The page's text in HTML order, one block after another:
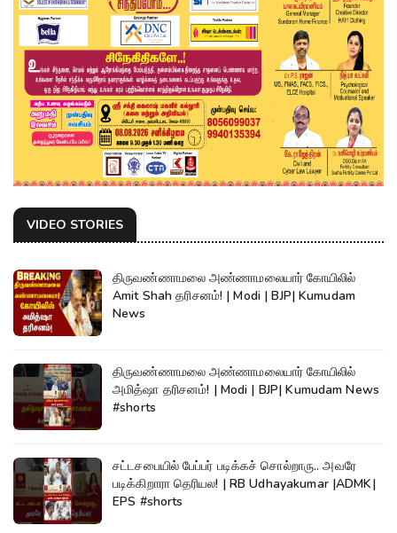
VIDEO STORIES
திருவண்ணாமலை அண்ணாமலையார் கோயிலில்
Amit Shah தரிசனம்! | Modi | BJP| Kumudam
News
திருவண்ணாமலை அண்ணாமலையார் கோயிலில்
அமித்ஷா தரிசனம்! | Modi | BJP| Kumudam News
#shorts
சட்டசபையில் பேப்பர் படிக்கச் சொல்றாரு.. அவரே
படிக்கிறாரா தெரியல! | RB Udhayakumar |ADMK|
EPS #shorts